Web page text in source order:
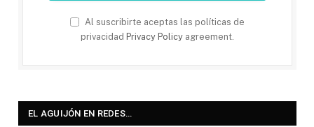
Al suscribirte aceptas las políticas de
privacidad Privacy Policy agreement.
EL AGUIJÓN EN REDES…